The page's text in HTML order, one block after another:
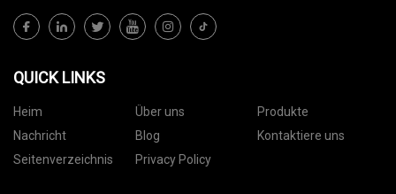
QUICK LINKS
Heim Über uns
Produkte
Nachricht
Blog
Kontaktiere uns
Seitenverzeichnis
Privacy Policy